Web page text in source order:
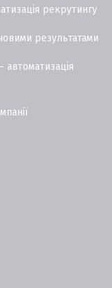
рекрутингу
результатами
автоматизація